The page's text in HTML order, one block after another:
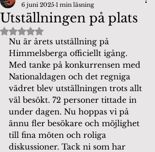
Utställningen på plats
6 juni 2025 1 min läsning
Betygsatt till NaN av 5 stjärnor.
Nu är årets utställning på
Himmelsberga officiellt igång.
Med tanke på konkurrensen med
Nationaldagen och det regniga
vädret blev utställningen trots allt
väl besökt. 72 personer tittade in
under dagen. Nu hoppas vi på
ännu fler besökare och möjlighet
till fina möten och roliga
diskussioner. Tack ni som har